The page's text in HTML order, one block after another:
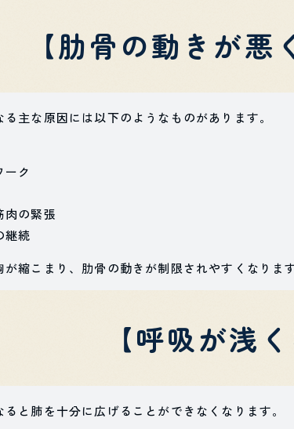
【肋骨の動きが
主な原因には以下のようなものがあります。
ーク
肉の緊張
継続
縮こまり、肋骨の動きが制限されやすくなります
【呼吸が浅く
と肺を十分に広げることができなくなります。